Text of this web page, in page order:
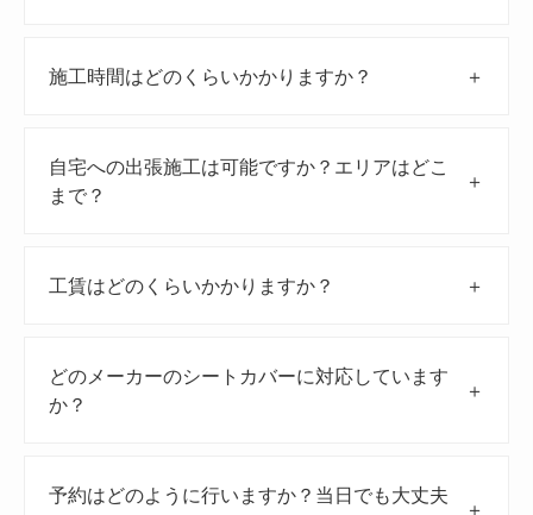
施工時間はどのくらいかかりますか？ ＋
自宅への出張施工は可能ですか？エリアはどこ
まで？
＋
工賃はどのくらいかかりますか？ ＋
どのメーカーのシートカバーに対応しています
か？
＋
予約はどのように行いますか？当日でも大丈夫
＋